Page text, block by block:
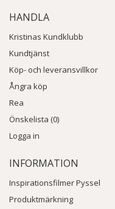
HANDLA
Kristinas Kundklubb
Kundtjänst
Köp- och leveransvillkor
Ångra köp
Rea
Önskelista (0)
Logga in
INFORMATION
Inspirationsfilmer Pyssel
Produktmärkning